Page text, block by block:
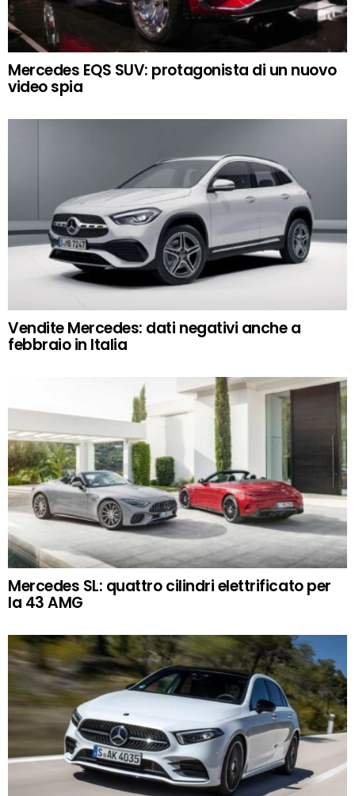
Mercedes EQS SUV: protagonista di un nuovo
video spia
Vendite Mercedes: dati negativi anche a
febbraio in Italia
Mercedes SL: quattro cilindri elettrificato per
la 43 AMG